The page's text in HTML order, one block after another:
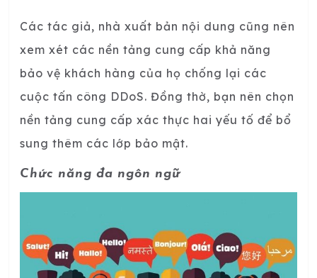
Các tác giả, nhà xuất bản nội dung cũng nên
xem xét các nền tảng cung cấp khả năng
bảo vệ khách hàng của họ chống lại các
cuộc tấn công DDoS. Đồng thờ, bạn nên chọn
nền tảng cung cấp xác thực hai yếu tố để bổ
sung thêm các lớp bảo mật.
Chức năng đa ngôn ngữ